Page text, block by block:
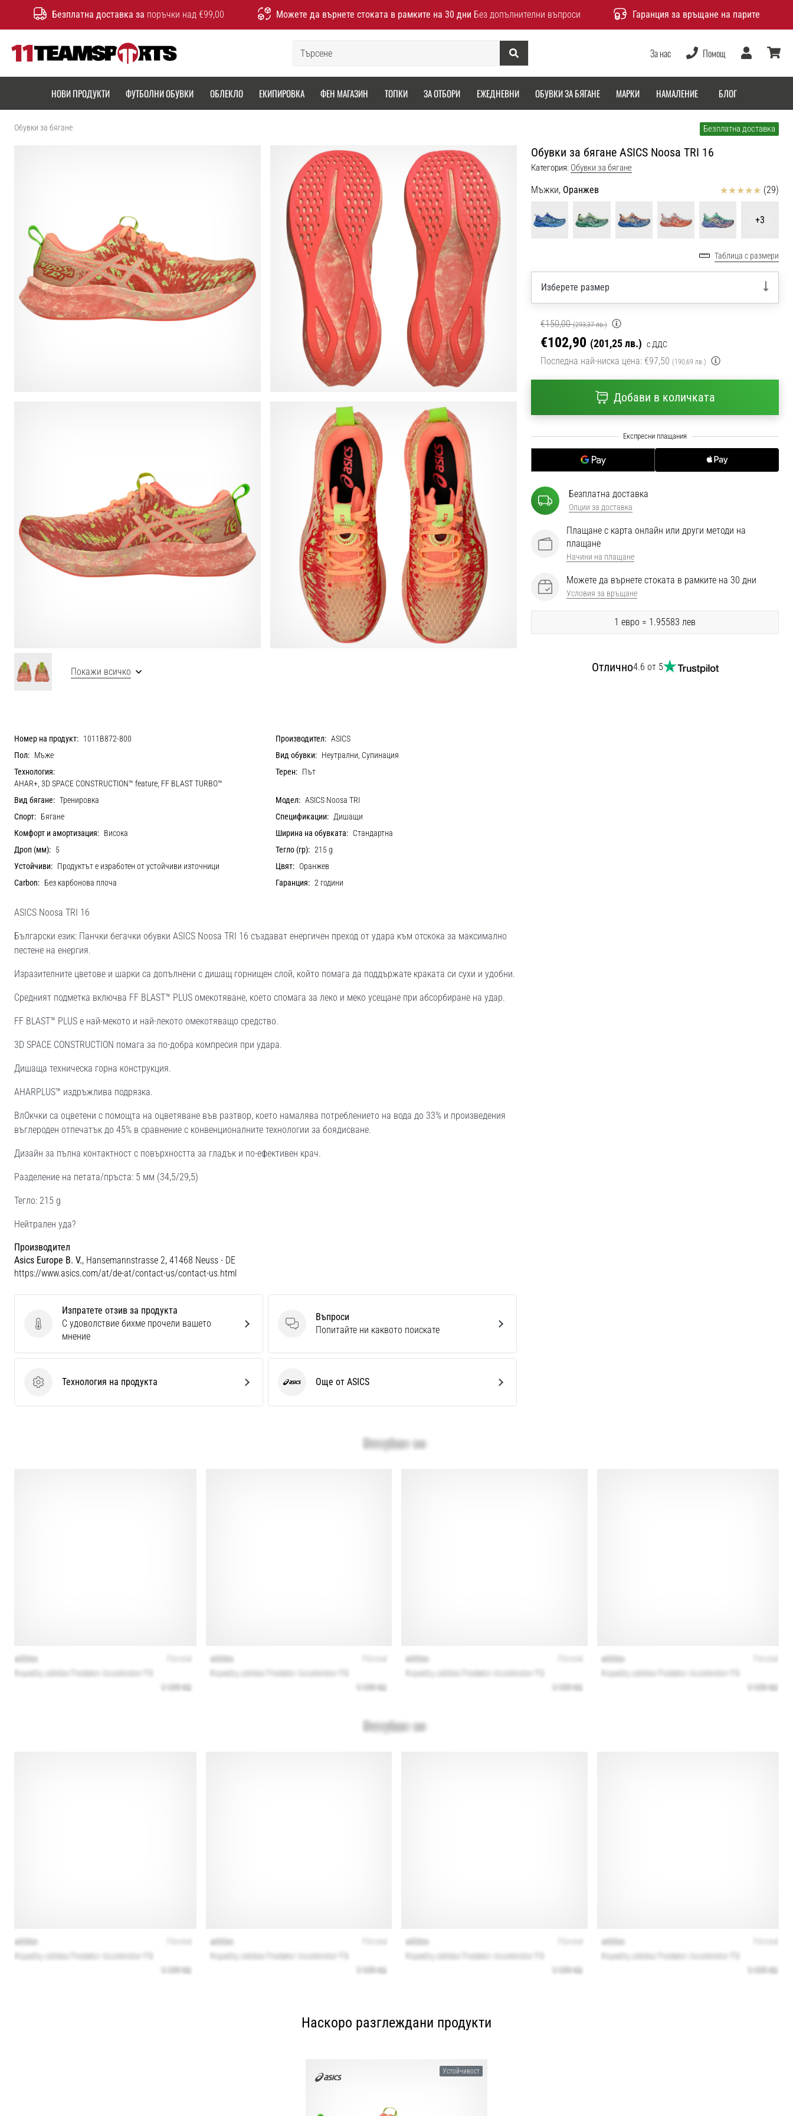
Безплатна доставка за поръчки над €99,00 Можете да върнете стоката в рамките на 30 дни Без допълнителни въпроси Гаранция за връщане на парите
Търсене
За нас Помощ
Потребител
НОВИ ПРОДУКТИ ФУТБОЛНИ ОБУВКИ ОБЛЕКЛО ЕКИПИРОВКА ФЕН МАГАЗИН ТОПКИ ЗА ОТБОРИ ЕЖЕДНЕВНИ ОБУВКИ ЗА БЯГАНЕ МАРКИ НАМАЛЕНИЕ БЛОГ
Обувки за бягане Безплатна доставка
Обувки за бягане ASICS Noosa TRI 16
Категория: Обувки за бягане
Мъжки, Оранжев Отзиви (29)
+3
Таблица с размери
Изберете размер
€150,00 (293,37 лв.)
€102,90 (201,25 лв.) с ДДС
Последна най-ниска цена: €97,50 (190,69 лв.)
Добави в количката
Безплатна доставка
Опции за доставка
Плащане с карта онлайн или други методи на
плащане
Начини на плащане
Можете да върнете стоката в рамките на 30 дни
Условия за връщане
1 евро = 1.95583 лев
Отлично4.6 от 5
Покажи всичко
Номер на продукт: 1011B872-800 Производител: ASICS
Пол: Мъже Вид обувки: Неутрални, Супинация
Технология:
AHAR+, 3D SPACE CONSTRUCTION™ feature, FF BLAST TURBO™
Терен: Път
Вид бягане: Тренировка Модел: ASICS Noosa TRI
Спорт: Бягане Спецификации: Дишащи
Комфорт и амортизация: Висока Ширина на обувката: Стандартна
Дроп (мм): 5 Тегло (гр): 215 g
Устойчиви: Продуктът е изработен от устойчиви източници Цвят: Оранжев
Carbon: Без карбонова плоча Гаранция: 2 години
ASICS Noosa TRI 16
Български език: Панчки бегачки обувки ASICS Noosa TRI 16 създават енергичен преход от удара към отскока за максимално
пестене на енергия.
Изразителните цветове и шарки са допълнени с дишащ горнищен слой, който помага да поддържате краката си сухи и удобни.
Средният подметка включва FF BLAST™ PLUS омекотяване, което спомага за леко и меко усещане при абсорбиране на удар.
FF BLAST™ PLUS е най-мекото и най-лекото омекотяващо средство.
3D SPACE CONSTRUCTION помага за по-добра компресия при удара.
Дишаща техническа горна конструкция.
AHARPLUS™ издръжлива подрязка.
ВлОкчки са оцветени с помощта на оцветяване във разтвор, което намалява потреблението на вода до 33% и произведения
въглероден отпечатък до 45% в сравнение с конвенционалните технологии за боядисване.
Дизайн за пълна контактност с повърхността за гладък и по-ефективен крач.
Разделение на петата/пръста: 5 мм (34,5/29,5)
Тегло: 215 g
Нейтрален уда?
Производител
Asics Europe B. V., Hansemannstrasse 2, 41468 Neuss - DE
https://www.asics.com/at/de-at/contact-us/contact-us.html
Изпратете отзив за продукта
Изпратете отзив за продукта
С удоволствие бихме прочели вашето
мнение
Въпроси
Въпроси
Попитайте ни каквото поискате
Технология на продукта
Технология на продукта ASICS Още от ASICS
Наскоро разглеждани продукти
Устойчивост